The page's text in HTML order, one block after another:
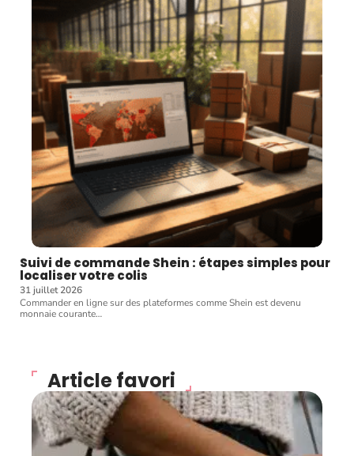
Suivi de commande Shein : étapes simples pour
localiser votre colis
31 juillet 2026
Commander en ligne sur des plateformes comme Shein est devenu
monnaie courante…
Article favori